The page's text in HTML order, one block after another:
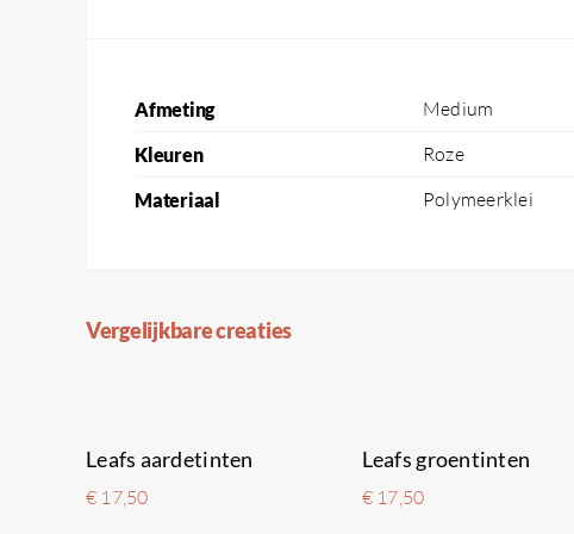
Afmeting Medium
Kleuren Roze
Materiaal Polymeerklei
Vergelijkbare creaties
Leafs aardetinten
€ 17,50
Leafs groentinten
€17,50